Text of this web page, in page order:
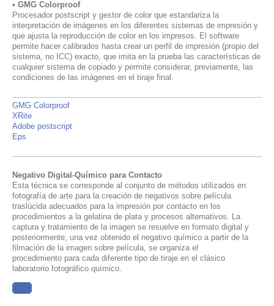
• GMG Colorproof
Procesador postscript y gestor de color que estandariza la
interpretación de imágenes en los diferentes sistemas de impresión y
que ajusta la reproducción de color en los impresos. El software
permite hacer calibrados hasta crear un perfil de impresión (propio del
sistema, no ICC) exacto, que imita en la prueba las características de
cualquier sistema de copiado y permite considerar, previamente, las
condiciones de las imágenes en el tiraje final.
GMG Colorproof
XRite
Adobe postscript
Eps
Negativo Digital-Químico para Contacto
Esta técnica se corresponde al conjunto de métodos utilizados en
fotografía de arte para la creación de negativos sobre película
traslúcida adecuados para la impresión por contacto en los
procedimientos a la gelatina de plata y procesos alternativos. La
captura y tratamiento de la imagen se resuelve en formato digital y
posteriormente, una vez obtenido el negativo químico a partir de la
filmación de la imagen sobre película, se organiza el
procedimiento para cada diferente tipo de tiraje en el clásico
laboratorio fotográfico químico.